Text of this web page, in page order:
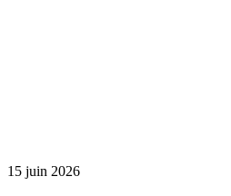
15 juin 2026